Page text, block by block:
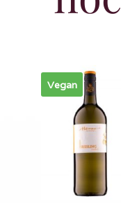
Vegan